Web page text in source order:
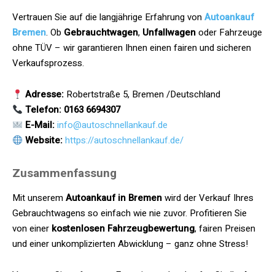
Vertrauen Sie auf die langjährige Erfahrung vonAutoankauf
Bremen. Ob Gebrauchtwagen, Unfallwagenoder Fahrzeuge
ohne TÜV – wir garantieren Ihnen einen fairen und sicheren
Verkaufsprozess.
Adresse: Robertstraße 5, Bremen /Deutschland
Telefon: 0163 6694307
E-Mail:info@autoschnellankauf.de
Website:https://autoschnellankauf.de/
Zusammenfassung
Mit unseremAutoankauf in Bremenwird der Verkauf Ihres
Gebrauchtwagens so einfach wie nie zuvor. Profitieren Sie
von einer kostenlosen Fahrzeugbewertung, fairen Preisen
und einer unkomplizierten Abwicklung – ganz ohne Stress!